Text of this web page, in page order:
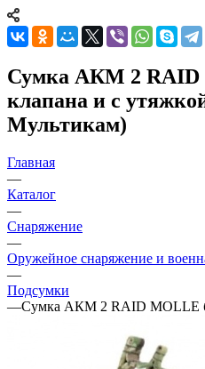
Сумка АКМ 2 RAID
клапана и с
Мультикам)
Главная
—
Каталог
—
Снаряжение
—
Оружейное снаряжение и
—
Подсумки
—Сумка АКМ 2 RAID MOLLE